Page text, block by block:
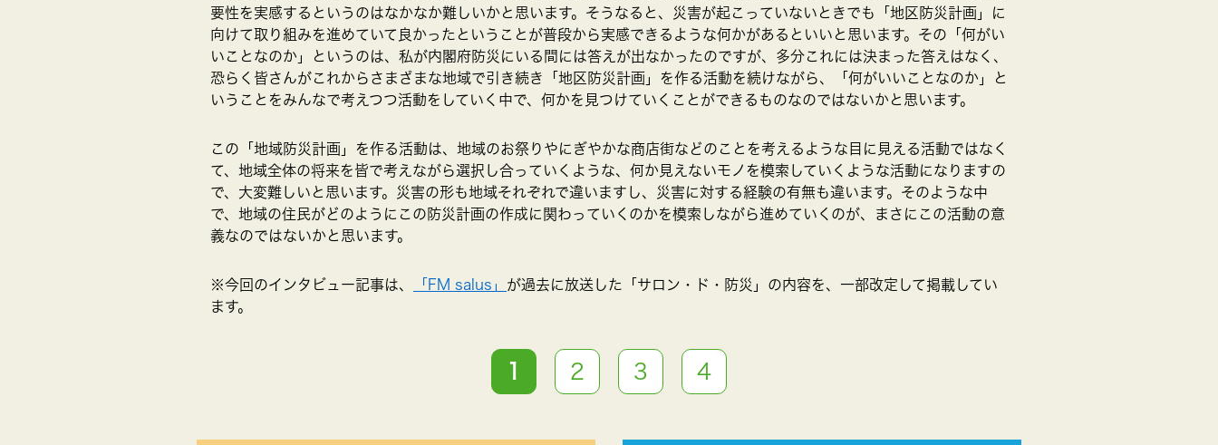
要性を実感するというのはなかなか難しいかと思います。そうなると、災害が起こっていないときでも「地区防災計画」に
向けて取り組みを進めていて良かったということが普段から実感できるような何かがあるといいと思います。その「何がい
いことなのか」というのは、私が内閣府防災にいる間には答えが出なかったのですが、多分これには決まった答えはなく、
恐らく皆さんがこれからさまざまな地域で引き続き「地区防災計画」を作る活動を続けながら、「何がいいことなのか」と
いうことをみんなで考えつつ活動をしていく中で、何かを見つけていくことができるものなのではないかと思います。
この「地域防災計画」を作る活動は、地域のお祭りやにぎやかな商店街などのことを考えるような目に見える活動ではなく
て、地域全体の将来を皆で考えながら選択し合っていくような、何か見えないモノを模索していくような活動になりますの
で、大変難しいと思います。災害の形も地域それぞれで違いますし、災害に対する経験の有無も違います。そのような中
で、地域の住民がどのようにこの防災計画の作成に関わっていくのかを模索しながら進めていくのが、まさにこの活動の意
義なのではないかと思います。
※今回のインタビュー記事は、 「FM salus」 が過去に放送した「サロン・ド・防災」の内容を、一部改定して掲載してい
ます。
1 2 3 4